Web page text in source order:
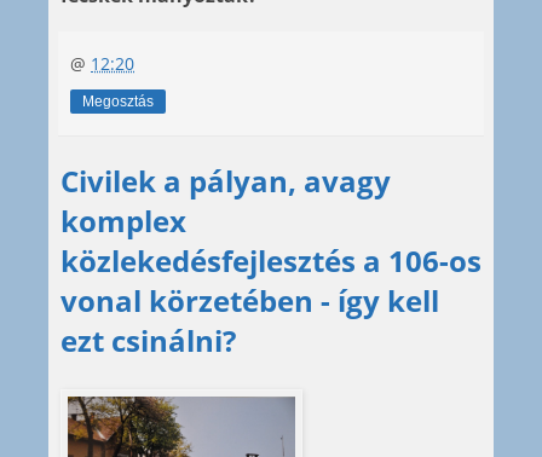
@ 12:20
Megosztás
Civilek a pályan, avagy
komplex
közlekedésfejlesztés a 106-os
vonal körzetében - így kell
ezt csinálni?